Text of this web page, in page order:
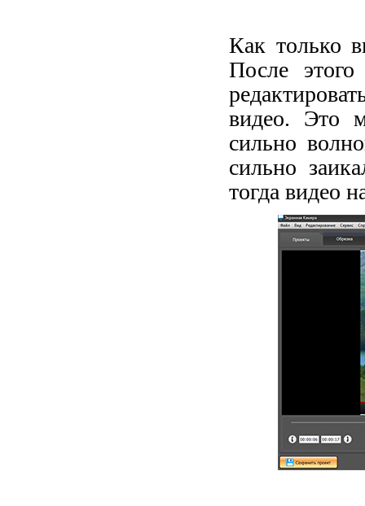
Как только
После
видео. Это
сильно
сильно
тогда видео